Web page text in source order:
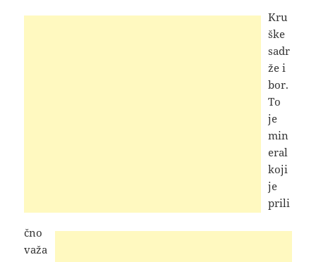
Kru
ške
sadr
že i
bor.
To
je
min
eral
koji
je
prili
čno
važa